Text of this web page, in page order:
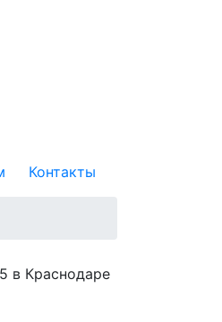
Контакты